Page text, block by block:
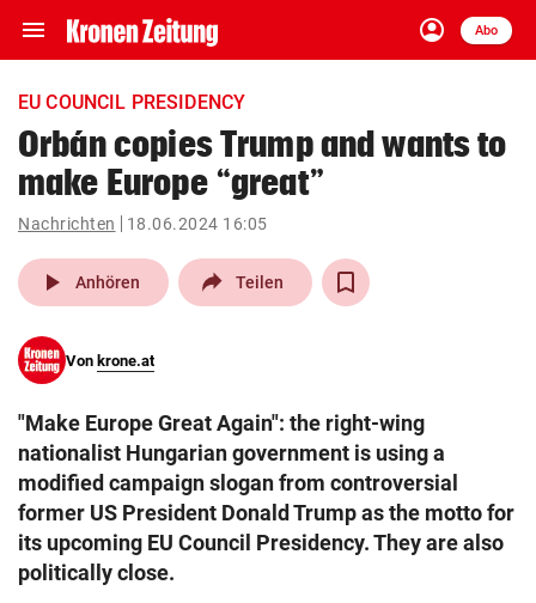
menu Navigation
ein-/ausklappen
account_circle
Anmelden
Abo
close Schließen
account_circle Anmelden
pin_drop
Wien arrow_right
search
eingeben
© Krone Multimedia GmbH & Co KG 2026
Muthgasse 2, 1190 Wien
EU COUNCIL PRESIDENCY
Orbán copies Trump and wants to
make Europe “great”
Nachrichten 18.06.2024 16:05
play_arrow Anhören Teilen
Von krone.at
"Make Europe Great Again": the right-wing
nationalist Hungarian government is using a
modified campaign slogan from controversial
former US President Donald Trump as the motto for
its upcoming EU Council Presidency. They are also
politically close.